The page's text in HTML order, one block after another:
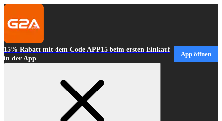
15% Rabatt mit dem Code APP15 beim ersten Einkauf
in der App
App öffnen